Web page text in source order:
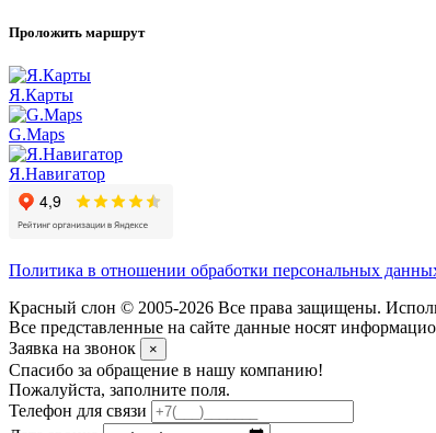
Проложить маршрут
Я.Карты
G.Maps
Я.Навигатор
Политика в отношении обработки персональных
Красный слон © 2005-2026 Все права защищены.
Все представленные на сайте данные носят
Заявка на звонок
×
Спасибо за обращение в нашу компанию!
Пожалуйста, заполните поля.
Телефон для связи